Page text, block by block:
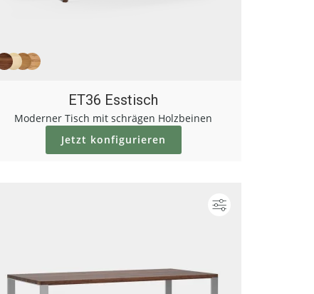
ET36 Esstisch
Moderner Tisch mit schrägen Holzbeinen
Jetzt konfigurieren